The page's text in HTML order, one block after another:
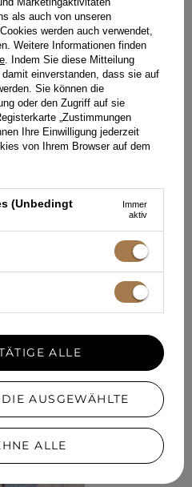
TEXANISCHEN
von Ally und Kelly sind
zum Sommer-Vibe und
Bessey in Kombination mit
unterstreicht die Weiblichkeit
klassische Jeansstoff in Blau
- ein Jeanskleid -
im Cowboy-Stil
mit Bindeband, um eurer
Ohrringe oder Cowboystiefel
als auch von unseren
werden auch verwendet,
Weitere Informationen finden
. Indem Sie diese Mitteilung
einverstanden, dass sie auf
Sie können die
oder den Zugriff auf sie
„Zustimmungen
Ihre Einwilligung jederzeit
von Ihrem Browser auf dem
(Unbedingt
Immer
aktiv
AUSGEWÄHLTE
ALLE
ALLE